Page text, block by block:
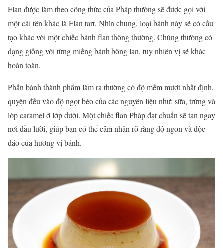
Flan được làm theo công thức của Pháp thường sẽ được gọi với
một cái tên khác là Flan tart. Nhìn chung, loại bánh này sẽ có cấu
tạo khác với một chiếc bánh flan thông thường. Chúng thường có
dạng giống với từng miếng bánh bông lan, tuy nhiên vị sẽ khác
hoàn toàn.
Phần bánh thành phẩm làm ra thường có độ mềm mượt nhất định,
quyện đều vào độ ngọt béo của các nguyên liệu như: sữa, trứng và
lớp caramel ở lớp dưới. Một chiếc flan Pháp đạt chuẩn sẽ tan ngay
nơi đầu lưỡi, giúp bạn có thể cảm nhận rõ ràng độ ngon và độc
đáo của hương vị bánh.